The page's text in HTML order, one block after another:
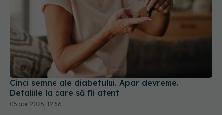
Cinci semne ale diabetului. Apar devreme.
Detaliile la care să fii atent
05 apr 2025, 12:56